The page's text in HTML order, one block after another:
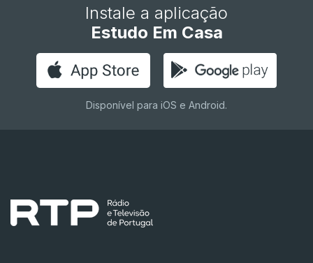
Instale a aplicação
Estudo Em Casa
Disponível para iOS e Android.